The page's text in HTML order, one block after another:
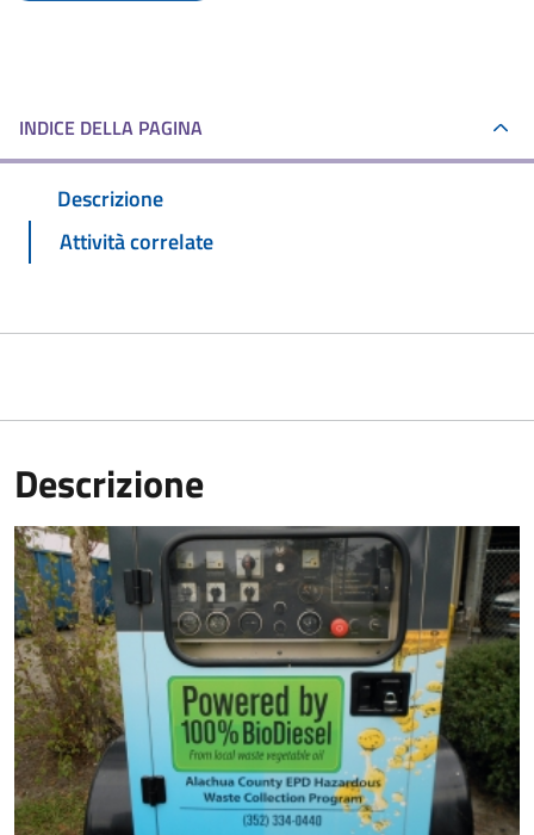
INDICE DELLA PAGINA
Descrizione
Attività correlate
Descrizione